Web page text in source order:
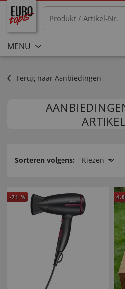
MENU
Terug naar Aanbiedingen
Sorteren volgens: Kiezen
-71 % 4.8